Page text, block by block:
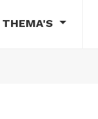
THEMA'S